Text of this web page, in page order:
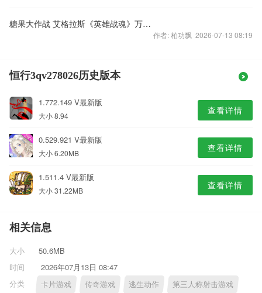
糖果大作战 艾格拉斯《英雄战魂》万圣节中的疯狂
作者: 柏功飘 2026-07-13 08:19
恒行3qv278026历史版本
1.772.149 V最新版
大小 8.94 查看详情
0.529.921 V最新版
大小 6.20MB 查看详情
1.511.4 V最新版
大小 31.22MB 查看详情
相关信息
大小
50.6MB
时间
2026年07月13日 08:47
分类
卡片游戏 传奇游戏 逃生动作 第三人称射击游戏